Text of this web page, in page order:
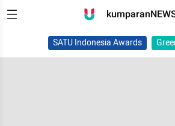
SATU Indonesia Awards